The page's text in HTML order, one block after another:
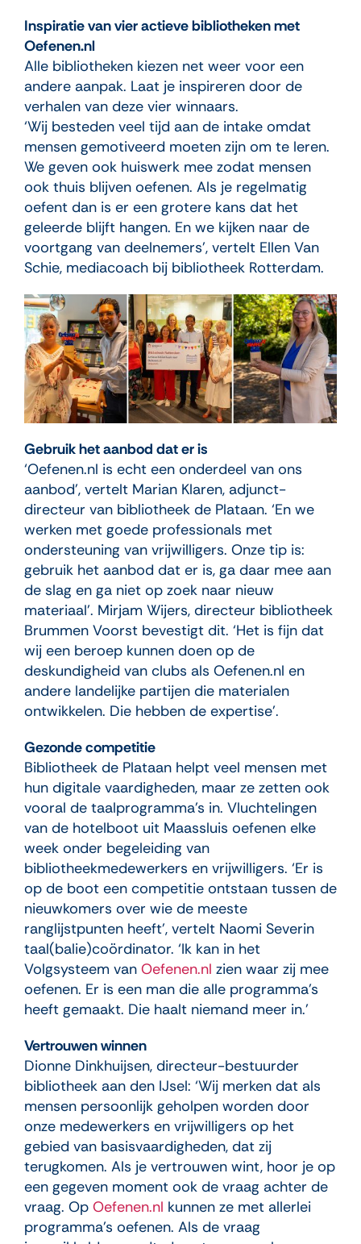
Inspiratie van vier actieve bibliotheken met
Oefenen.nl
Alle bibliotheken kiezen net weer voor een
andere aanpak. Laat je inspireren door de
verhalen van deze vier winnaars.
‘Wij besteden veel tijd aan de intake omdat
mensen gemotiveerd moeten zijn om te leren.
We geven ook huiswerk mee zodat mensen
ook thuis blijven oefenen. Als je regelmatig
oefent dan is er een grotere kans dat het
geleerde blijft hangen. En we kijken naar de
voortgang van deelnemers’, vertelt Ellen Van
Schie, mediacoach bij bibliotheek Rotterdam.
Gebruik het aanbod dat er is
‘Oefenen.nl is echt een onderdeel van ons
aanbod’, vertelt Marian Klaren, adjunct-
directeur van bibliotheek de Plataan. ‘En we
werken met goede professionals met
ondersteuning van vrijwilligers. Onze tip is:
gebruik het aanbod dat er is, ga daar mee aan
de slag en ga niet op zoek naar nieuw
materiaal’. Mirjam Wijers, directeur bibliotheek
Brummen Voorst bevestigt dit. ‘Het is fijn dat
wij een beroep kunnen doen op de
deskundigheid van clubs als Oefenen.nl en
andere landelijke partijen die materialen
ontwikkelen. Die hebben de expertise’.
Gezonde competitie
Bibliotheek de Plataan helpt veel mensen met
hun digitale vaardigheden, maar ze zetten ook
vooral de taalprogramma’s in. Vluchtelingen
van de hotelboot uit Maassluis oefenen elke
week onder begeleiding van
bibliotheekmedewerkers en vrijwilligers. ‘Er is
op de boot een competitie ontstaan tussen de
nieuwkomers over wie de meeste
ranglijstpunten heeft’, vertelt Naomi Severin
taal(balie)coördinator. ‘Ik kan in het
Volgsysteem van Oefenen.nl zien waar zij mee
oefenen. Er is een man die alle programma’s
heeft gemaakt. Die haalt niemand meer in.’
Vertrouwen winnen
Dionne Dinkhuijsen, directeur-bestuurder
bibliotheek aan den IJsel: ‘Wij merken dat als
mensen persoonlijk geholpen worden door
onze medewerkers en vrijwilligers op het
gebied van basisvaardigheden, dat zij
terugkomen. Als je vertrouwen wint, hoor je op
een gegeven moment ook de vraag achter de
vraag. Op Oefenen.nl kunnen ze met allerlei
programma’s oefenen. Als de vraag